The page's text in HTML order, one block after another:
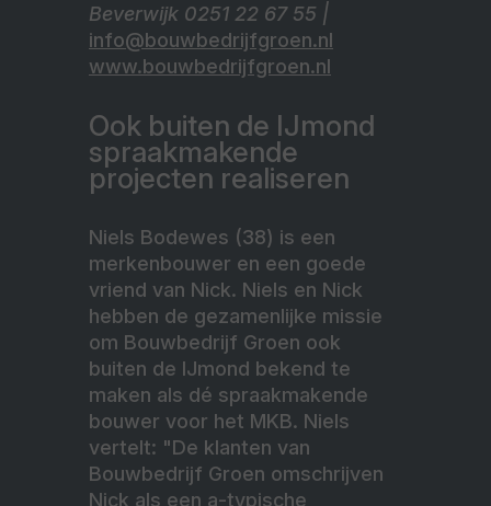
Beverwijk 0251 22 67 55 |
info@bouwbedrijfgroen.nl
www.bouwbedrijfgroen.nl
Ook buiten de IJmond
spraakmakende
projecten realiseren
Niels Bodewes (38) is een
merkenbouwer en een goede
vriend van Nick. Niels en Nick
hebben de gezamenlijke missie
om Bouwbedrijf Groen ook
buiten de IJmond bekend te
maken als dé spraakmakende
bouwer voor het MKB. Niels
vertelt: "De klanten van
Bouwbedrijf Groen omschrijven
Nick als een a-typische